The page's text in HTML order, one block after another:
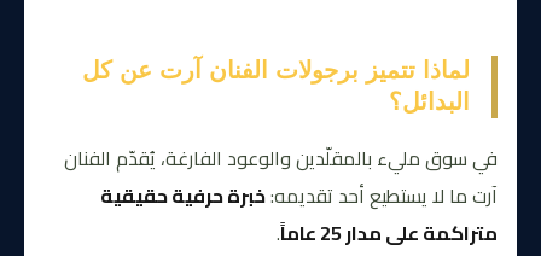
لماذا تتميز برجولات الفنان آرت عن كل
البدائل؟
في سوق مليء بالمقلّدين والوعود الفارغة، يُقدّم الفنان
آرت ما لا يستطيع أحد تقديمه:خبرة حرفية حقيقية
متراكمة على مدار 25 عاماً
.